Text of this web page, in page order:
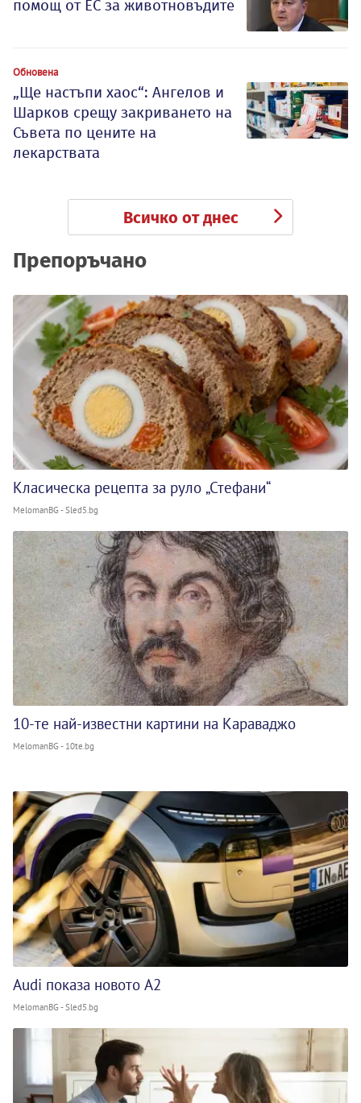
помощ от ЕС за животновъдите
Обновена
„Ще настъпи хаос“: Ангелов и
Шарков срещу закриването на
Съвета по цените на
лекарствата
Всичко от днес
Препоръчано
Класическа рецепта за руло „Стефани“
MelomanBG - Sled5.bg
10-те най-известни картини на Караваджо
MelomanBG - 10te.bg
Audi показа новото A2
MelomanBG - Sled5.bg